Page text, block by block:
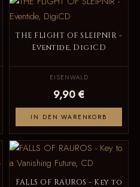
THE FLIGHT OF SLEIPNIR -
Eventide, DigiCD
EISENWALD
9,90 €
IN DEN WARENKORB
FALLS OF RAUROS - Key to